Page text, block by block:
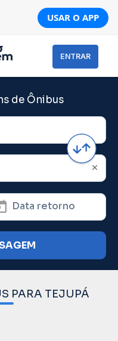
USAR O APP
ENTRAR
de Ônibus
Data retorno
PARA TEJUPÁ